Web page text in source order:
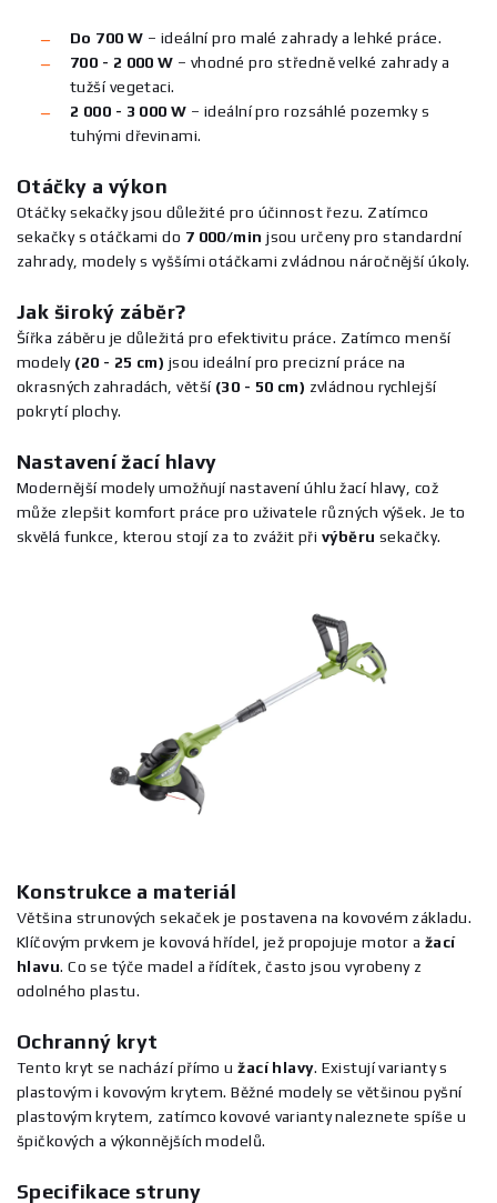
Do 700 W – ideální pro malé zahrady a lehké práce.
700 - 2 000 W – vhodné pro středně velké zahrady a
tužší vegetaci.
2 000 - 3 000 W – ideální pro rozsáhlé pozemky s
tuhými dřevinami.
Otáčky a výkon
Otáčky sekačky jsou důležité pro účinnost řezu. Zatímco
sekačky s otáčkami do 7 000/min jsou určeny pro standardní
zahrady, modely s vyššími otáčkami zvládnou náročnější úkoly.
Jak široký záběr?
Šířka záběru je důležitá pro efektivitu práce. Zatímco menší
modely (20 - 25 cm) jsou ideální pro precizní práce na
okrasných zahradách, větší (30 - 50 cm) zvládnou rychlejší
pokrytí plochy.
Nastavení žací hlavy
Modernější modely umožňují nastavení úhlu žací hlavy, což
může zlepšit komfort práce pro uživatele různých výšek. Je to
skvělá funkce, kterou stojí za to zvážit při výběru sekačky.
Konstrukce a materiál
Většina strunových sekaček je postavena na kovovém základu.
Klíčovým prvkem je kovová hřídel, jež propojuje motor a žací
hlavu. Co se týče madel a řídítek, často jsou vyrobeny z
odolného plastu.
Ochranný kryt
Tento kryt se nachází přímo užací hlavy. Existují varianty s
plastovým i kovovým krytem. Běžné modely se většinou pyšní
plastovým krytem, zatímco kovové varianty naleznete spíše u
špičkových a výkonnějších modelů.
Specifikace struny